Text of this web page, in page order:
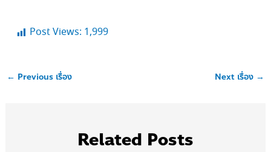
Post Views: 1,999
← Previous เรื่อง Next เรื่อง →
Related Posts